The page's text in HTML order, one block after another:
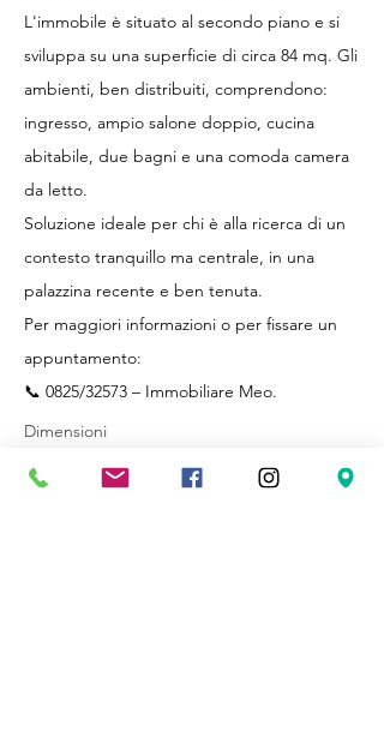
L'immobile è situato al secondo piano e si
sviluppa su una superficie di circa 84 mq. Gli
ambienti, ben distribuiti, comprendono:
ingresso, ampio salone doppio, cucina
abitabile, due bagni e una comoda camera
da letto.
Soluzione ideale per chi è alla ricerca di un
contesto tranquillo ma centrale, in una
palazzina recente e ben tenuta.
Per maggiori informazioni o per fissare un
appuntamento:
📞 0825/32573 – Immobiliare Meo.
Dimensioni
84 mq.